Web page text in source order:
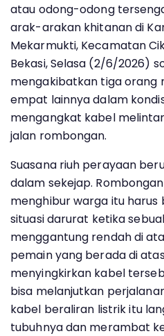
atau odong-odong
arak-arakan khitanan di
Mekarmukti, Kecamatan
Bekasi, Selasa (2/6/2026)
mengakibatkan tiga orang
empat lainnya dalam
mengangkat kabel
jalan rombongan.
Suasana riuh perayaan
dalam sekejap.
menghibur warga itu
situasi darurat ketika
menggantung rendah di
pemain yang berada di
menyingkirkan kabel
bisa melanjutkan
kabel beraliran listrik itu
tubuhnya dan merambat